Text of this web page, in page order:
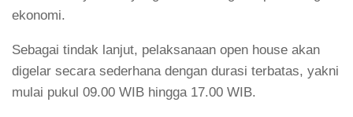
ekonomi.
Sebagai tindak lanjut, pelaksanaan open house akan
digelar secara sederhana dengan durasi terbatas, yakni
mulai pukul 09.00 WIB hingga 17.00 WIB.